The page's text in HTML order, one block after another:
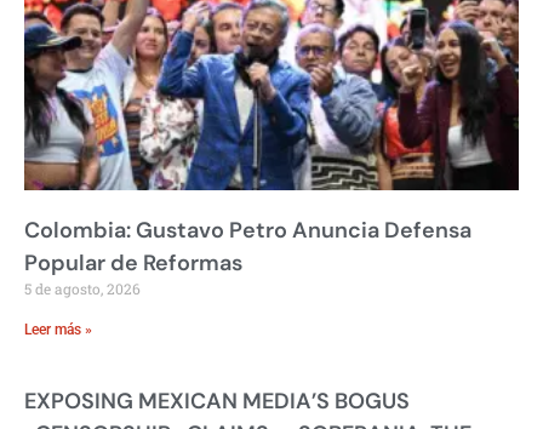
Colombia: Gustavo Petro Anuncia Defensa
Popular de Reformas
5 de agosto, 2026
Leer más »
EXPOSING MEXICAN MEDIA’S BOGUS